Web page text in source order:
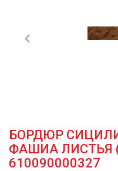
Previous
БОРДЮР
ФАШИА ЛИСТЬЯ
610090000327